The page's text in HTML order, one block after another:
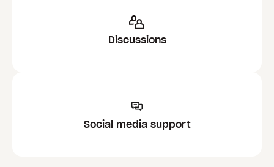
Discussions
Social media support